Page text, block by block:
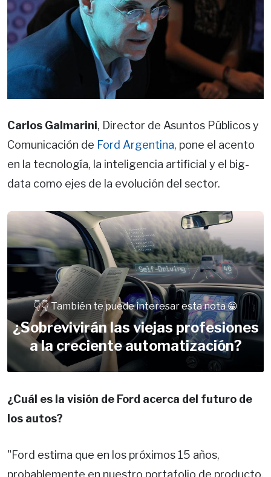
Carlos Galmarini, Director de Asuntos Públicos y
Comunicación de Ford Argentina, pone el acento
en la tecnología, la inteligencia artificial y el big-
data como ejes de la evolución del sector.
👇👇 También te puede interesar esta nota 😀
¿Sobrevivirán las viejas profesiones
a la creciente automatización?
¿Cuál es la visión de Ford acerca del futuro de
los autos?
"Ford estima que en los próximos 15 años,
probablemente en nuestro portafolio de producto,